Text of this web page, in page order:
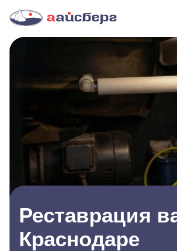
Реставрация
Краснодаре